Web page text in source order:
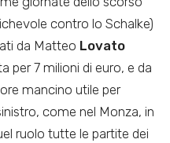
contro lo Schalke)
da Matteo Lovato
per 7 milioni di euro, e da
mancino utile per
come nel Monza, in
ruolo tutte le partite dei